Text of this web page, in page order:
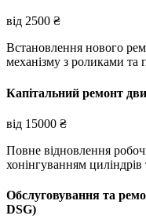
від 2500 ₴
Встановлення нового
механізму з роликами
Капітальний ремонт
від 15000 ₴
Повне відновлення
хонінгуванням
Обслуговування та
DSG)